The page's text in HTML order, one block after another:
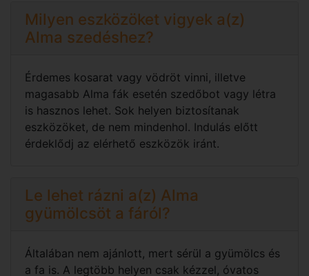
Milyen eszközöket vigyek a(z)
Alma szedéshez?
Érdemes kosarat vagy vödröt vinni, illetve
magasabb Alma fák esetén szedőbot vagy létra
is hasznos lehet. Sok helyen biztosítanak
eszközöket, de nem mindenhol. Indulás előtt
érdeklődj az elérhető eszközök iránt.
Le lehet rázni a(z) Alma
gyümölcsöt a fáról?
Általában nem ajánlott, mert sérül a gyümölcs és
a fa is. A legtöbb helyen csak kézzel, óvatos